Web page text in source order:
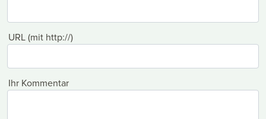
URL (mit http://)
Ihr Kommentar